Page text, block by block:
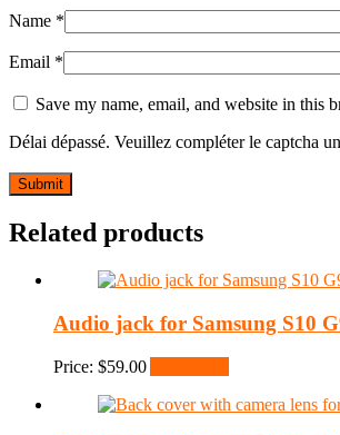
Name *
Email *
Save my name, email, and website in this
Délai dépassé. Veuillez compléter le captcha
Related products
Audio jack for Samsung S10
Price: $59.00